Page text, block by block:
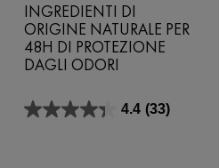
INGREDIENTI DI
ORIGINE NATURALE PER
48H DI PROTEZIONE
DAGLI ODORI
4.4 (33)
4.4